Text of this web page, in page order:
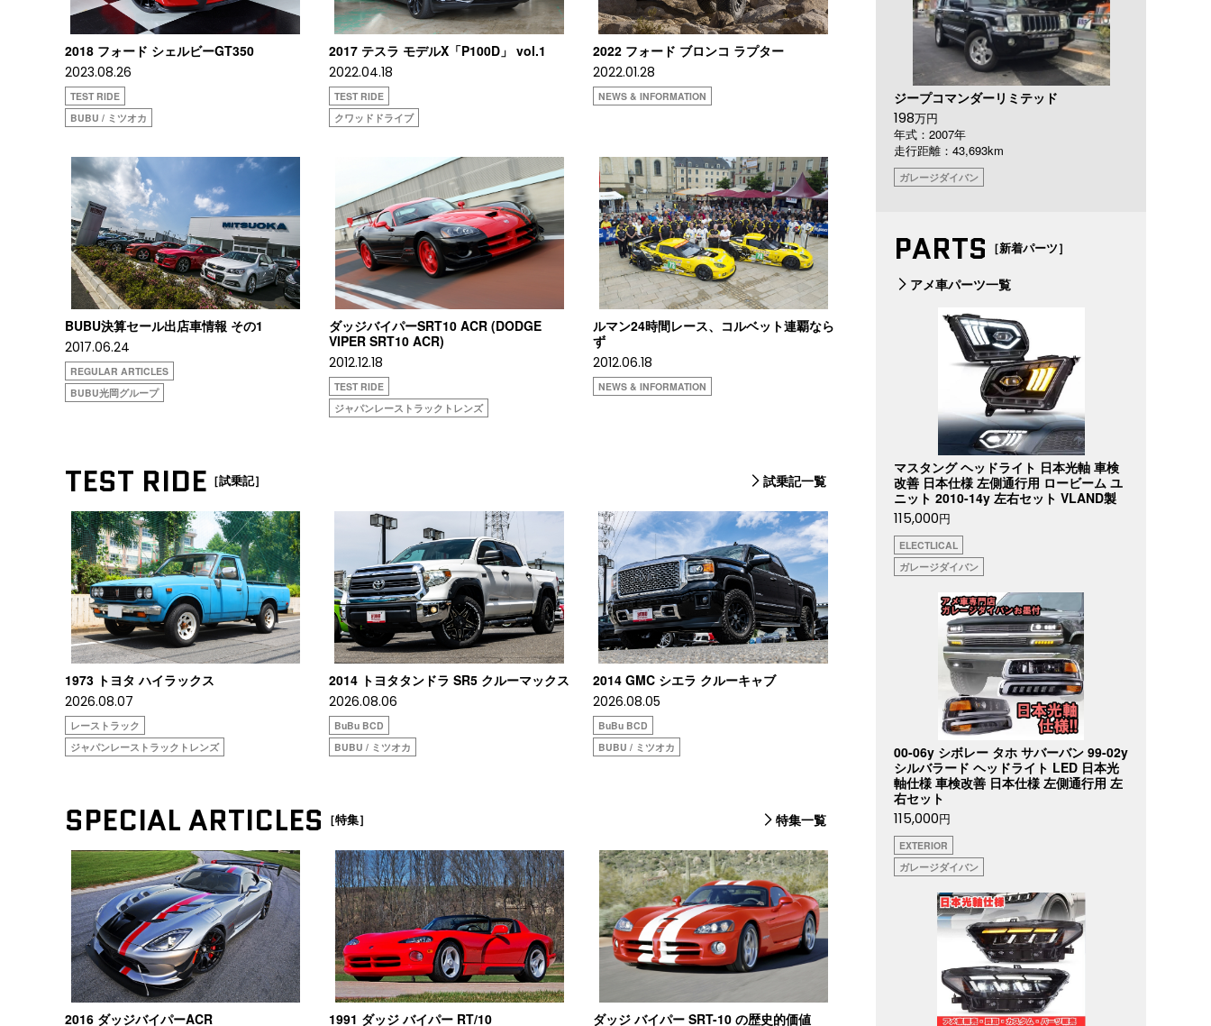
2018 フォード シェルビーGT350
2023.08.26
TEST RIDE
BUBU / ミツオカ
2017 テスラ モデルX「P100D」 vol.1
2022.04.18
TEST RIDE
クワッドドライブ
2022 フォード ブロンコ ラプター
2022.01.28
NEWS & INFORMATION
BUBU決算セール出店車情報 その1
2017.06.24
REGULAR ARTICLES
BUBU光岡グループ
ダッジバイパーSRT10 ACR (DODGE
VIPER SRT10 ACR)
2012.12.18
TEST RIDE
ジャパンレーストラックトレンズ
ルマン24時間レース、コルベット連覇なら
ず
2012.06.18
NEWS & INFORMATION
TEST RIDE ［試乗記］ 試乗記一覧
1973 トヨタ ハイラックス
2026.08.07
レーストラック
ジャパンレーストラックトレンズ
2014 トヨタタンドラ SR5 クルーマックス
2026.08.06
BuBu BCD
BUBU / ミツオカ
2014 GMC シエラ クルーキャブ
2026.08.05
BuBu BCD
BUBU / ミツオカ
SPECIAL ARTICLES ［特集］ 特集一覧
2016 ダッジバイパーACR 1991 ダッジ バイパー RT/10 ダッジ バイパー SRT-10 の歴史的価値
ジープコマンダーリミテッド
198万円
年式：2007年
走行距離：43,693km
ガレージダイバン
PARTS ［新着パーツ］
アメ車パーツ一覧
マスタング ヘッドライト 日本光軸 車検
改善 日本仕様 左側通行用 ロービーム ユ
ニット 2010-14y 左右セット VLAND製
115,000円
ELECTLICAL
ガレージダイバン
00-06y シボレー タホ サバーバン 99-02y
シルバラード ヘッドライト LED 日本光
軸仕様 車検改善 日本仕様 左側通行用 左
右セット
115,000円
EXTERIOR
ガレージダイバン